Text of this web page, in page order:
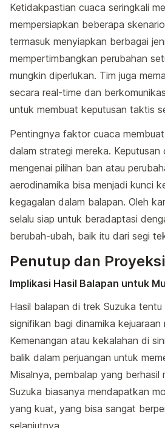
Ketidakpastian cuaca seringkali
mempersiapkan beberapa
termasuk menyiapkan berbagai
mempertimbangkan perubahan
mungkin diperlukan. Tim juga
secara real-time dan
untuk membuat keputusan taktis
Pentingnya faktor cuaca
dalam strategi mereka.
mengenai pilihan ban atau
aerodinamika bisa menjadi kunci
kegagalan dalam balapan. Oleh
selalu siap untuk beradaptasi
berubah-ubah, baik itu dari segi
Penutup dan
Implikasi Hasil Balapan untuk
Hasil balapan di trek Suzuka
signifikan bagi dinamika kejuaraan
Kemenangan atau kekalahan di
balik dalam perjuangan untuk
Misalnya, pembalap yang berhasil
Suzuka biasanya mendapatkan
yang kuat, yang bisa sangat
selanjutnya.